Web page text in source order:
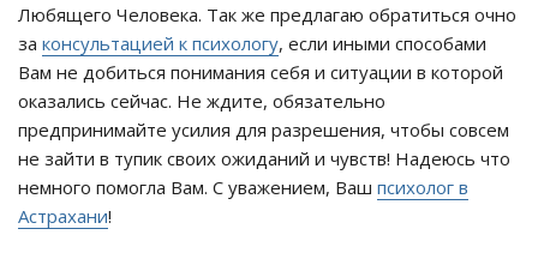
Любящего Человека. Так же предлагаю обратиться очно
за консультацией к психологу, если иными способами
Вам не добиться понимания себя и ситуации в которой
оказались сейчас. Не ждите, обязательно
предпринимайте усилия для разрешения, чтобы совсем
не зайти в тупик своих ожиданий и чувств! Надеюсь что
немного помогла Вам. С уважением, Ваш психолог в
Астрахани!